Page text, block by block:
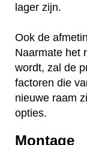
lager zijn.
Ook de
Naarmate het
wordt, zal de
factoren die
nieuwe raam
opties.
Montage